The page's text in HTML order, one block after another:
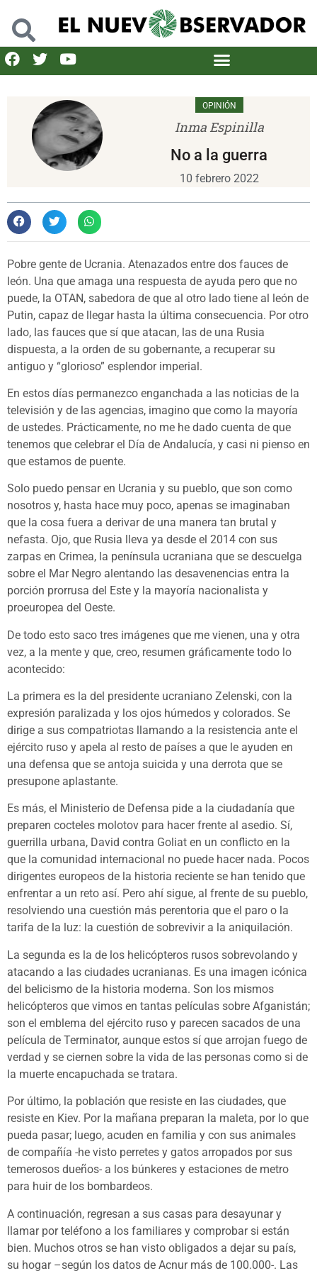
OPINIÓN
Inma Espinilla
No a la guerra
10 febrero 2022
Pobre gente de Ucrania. Atenazados entre dos fauces de
león. Una que amaga una respuesta de ayuda pero que no
puede, la OTAN, sabedora de que al otro lado tiene al león de
Putin, capaz de llegar hasta la última consecuencia. Por otro
lado, las fauces que sí que atacan, las de una Rusia
dispuesta, a la orden de su gobernante, a recuperar su
antiguo y “glorioso” esplendor imperial.
En estos días permanezco enganchada a las noticias de la
televisión y de las agencias, imagino que como la mayoría
de ustedes. Prácticamente, no me he dado cuenta de que
tenemos que celebrar el Día de Andalucía, y casi ni pienso en
que estamos de puente.
Solo puedo pensar en Ucrania y su pueblo, que son como
nosotros y, hasta hace muy poco, apenas se imaginaban
que la cosa fuera a derivar de una manera tan brutal y
nefasta. Ojo, que Rusia lleva ya desde el 2014 con sus
zarpas en Crimea, la península ucraniana que se descuelga
sobre el Mar Negro alentando las desavenencias entra la
porción prorrusa del Este y la mayoría nacionalista y
proeuropea del Oeste.
De todo esto saco tres imágenes que me vienen, una y otra
vez, a la mente y que, creo, resumen gráficamente todo lo
acontecido:
La primera es la del presidente ucraniano Zelenski, con la
expresión paralizada y los ojos húmedos y colorados. Se
dirige a sus compatriotas llamando a la resistencia ante el
ejército ruso y apela al resto de países a que le ayuden en
una defensa que se antoja suicida y una derrota que se
presupone aplastante.
Es más, el Ministerio de Defensa pide a la ciudadanía que
preparen cocteles molotov para hacer frente al asedio. Sí,
guerrilla urbana, David contra Goliat en un conflicto en la
que la comunidad internacional no puede hacer nada. Pocos
dirigentes europeos de la historia reciente se han tenido que
enfrentar a un reto así. Pero ahí sigue, al frente de su pueblo,
resolviendo una cuestión más perentoria que el paro o la
tarifa de la luz: la cuestión de sobrevivir a la aniquilación.
La segunda es la de los helicópteros rusos sobrevolando y
atacando a las ciudades ucranianas. Es una imagen icónica
del belicismo de la historia moderna. Son los mismos
helicópteros que vimos en tantas películas sobre Afganistán;
son el emblema del ejército ruso y parecen sacados de una
película de Terminator, aunque estos sí que arrojan fuego de
verdad y se ciernen sobre la vida de las personas como si de
la muerte encapuchada se tratara.
Por último, la población que resiste en las ciudades, que
resiste en Kiev. Por la mañana preparan la maleta, por lo que
pueda pasar; luego, acuden en familia y con sus animales
de compañía -he visto perretes y gatos arropados por sus
temerosos dueños- a los búnkeres y estaciones de metro
para huir de los bombardeos.
A continuación, regresan a sus casas para desayunar y
llamar por teléfono a los familiares y comprobar si están
bien. Muchos otros se han visto obligados a dejar su país,
su hogar –según los datos de Acnur más de 100.000-. Las